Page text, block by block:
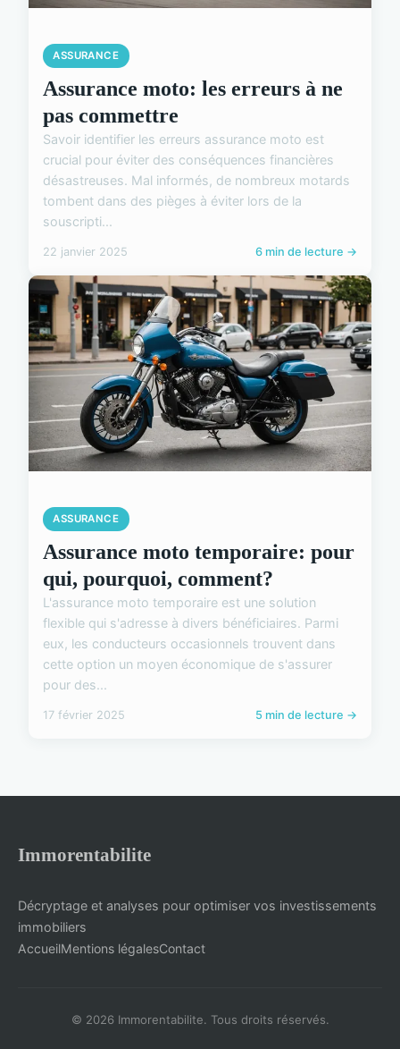
ASSURANCE
Assurance moto: les erreurs à ne
pas commettre
Savoir identifier les erreurs assurance moto est
crucial pour éviter des conséquences financières
désastreuses. Mal informés, de nombreux motards
tombent dans des pièges à éviter lors de la
souscripti...
22 janvier 2025 6 min de lecture →
ASSURANCE
Assurance moto temporaire: pour
qui, pourquoi, comment?
L'assurance moto temporaire est une solution
flexible qui s'adresse à divers bénéficiaires. Parmi
eux, les conducteurs occasionnels trouvent dans
cette option un moyen économique de s'assurer
pour des...
17 février 2025 5 min de lecture →
Immorentabilite
Décryptage et analyses pour optimiser vos investissements
immobiliers
AccueilMentions légalesContact
© 2026 Immorentabilite. Tous droits réservés.